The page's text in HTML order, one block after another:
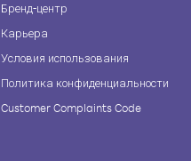
Бренд-центр
Карьера
Условия использования
Политика конфиденциальности
Customer Complaints Code